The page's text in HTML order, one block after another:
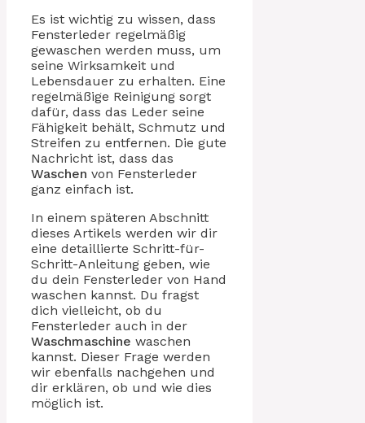
Es ist wichtig zu wissen, dass
Fensterleder regelmäßig
gewaschen werden muss, um
seine Wirksamkeit und
Lebensdauer zu erhalten. Eine
regelmäßige Reinigung sorgt
dafür, dass das Leder seine
Fähigkeit behält, Schmutz und
Streifen zu entfernen. Die gute
Nachricht ist, dass das
Waschen von Fensterleder
ganz einfach ist.
In einem späteren Abschnitt
dieses Artikels werden wir dir
eine detaillierte Schritt-für-
Schritt-Anleitung geben, wie
du dein Fensterleder von Hand
waschen kannst. Du fragst
dich vielleicht, ob du
Fensterleder auch in der
Waschmaschine waschen
kannst. Dieser Frage werden
wir ebenfalls nachgehen und
dir erklären, ob und wie dies
möglich ist.